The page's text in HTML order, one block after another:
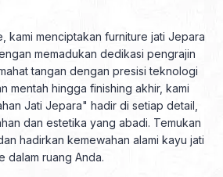
kami menciptakan furniture jati Jepara
memadukan dedikasi pengrajin
tangan dengan presisi teknologi
mentah hingga finishing akhir, kami
Jati Jepara" hadir di setiap detail,
dan estetika yang abadi. Temukan
hadirkan kemewahan alami kayu jati
dalam ruang Anda.